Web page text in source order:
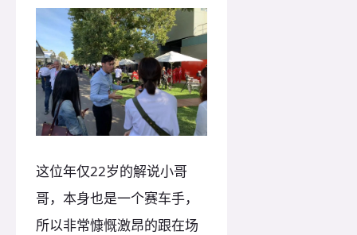
这位年仅22岁的解说小哥
哥，本身也是一个赛车手，
所以非常慷慨激昂的跟在场